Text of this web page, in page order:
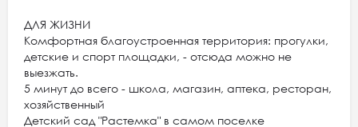
ДЛЯ ЖИЗНИ
Комфортная благоустроенная территория: прогулки,
детские и спорт площадки, - отсюда можно не
выезжать.
5 минут до всего - школа, магазин, аптека, ресторан,
хозяйственный
Детский сад "Растемка" в самом поселке